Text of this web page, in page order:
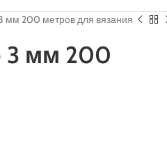
200 метров для вязания
мм 200